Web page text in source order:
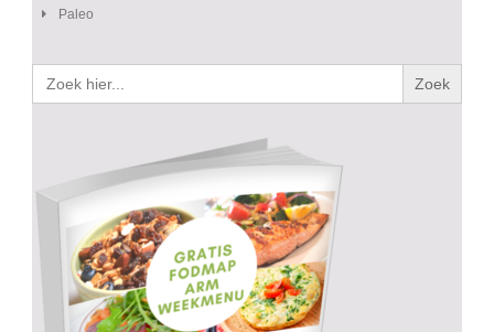
Paleo
Zoek
naar: